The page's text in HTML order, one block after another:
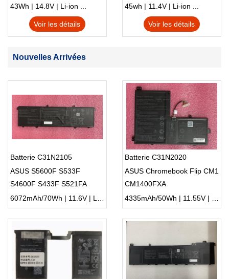
S230u Twist
43Wh | 14.8V | Li-ion ...
Voir les détails
45wh | 11.4V | Li-ion ...
Voir les détails
Nouvelles Arrivées
Batterie C31N2105
ASUS S5600F S533F
S4600F S433F S521FA
6072mAh/70Wh | 11.6V | Li-ion ...
Batterie C31N2020
ASUS Chromebook Flip CM1
CM1400FXA
4335mAh/50Wh | 11.55V | Li-ion ...